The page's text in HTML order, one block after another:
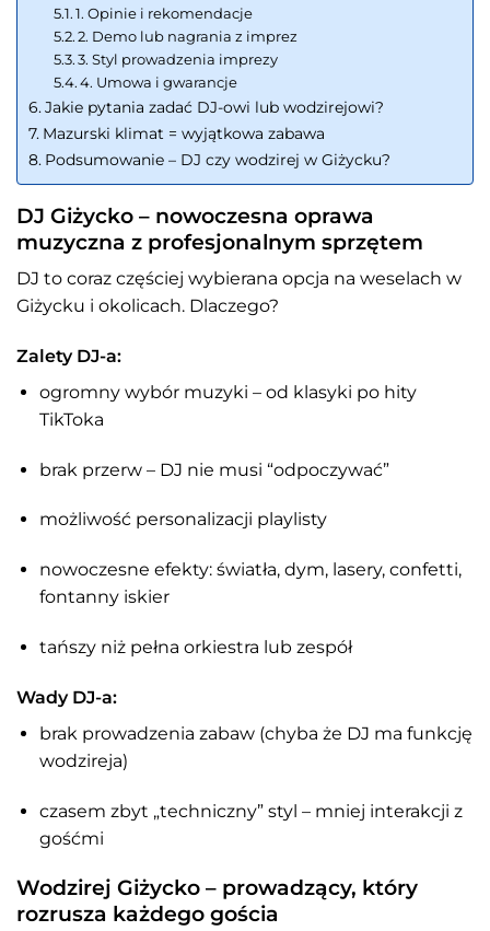
1. Opinie i rekomendacje
2. Demo lub nagrania z imprez
3. Styl prowadzenia imprezy
4. Umowa i gwarancje
Jakie pytania zadać DJ-owi lub wodzirejowi?
Mazurski klimat = wyjątkowa zabawa
Podsumowanie – DJ czy wodzirej w Giżycku?
DJ Giżycko – nowoczesna oprawa
muzyczna z profesjonalnym sprzętem
DJ to coraz częściej wybierana opcja na weselach w
Giżycku i okolicach. Dlaczego?
Zalety DJ-a:
ogromny wybór muzyki – od klasyki po hity
TikToka
brak przerw – DJ nie musi “odpoczywać”
możliwość personalizacji playlisty
nowoczesne efekty: światła, dym, lasery, confetti,
fontanny iskier
tańszy niż pełna orkiestra lub zespół
Wady DJ-a:
brak prowadzenia zabaw (chyba że DJ ma funkcję
wodzireja)
czasem zbyt „techniczny” styl – mniej interakcji z
gośćmi
Wodzirej Giżycko – prowadzący, który
rozrusza każdego gościa